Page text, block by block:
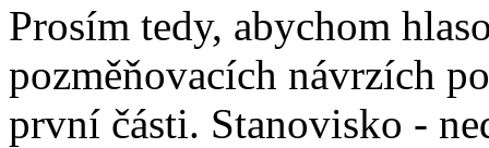
Prosím tedy, abychom
pozměňovacích návrzích
první části. Stanovisko -